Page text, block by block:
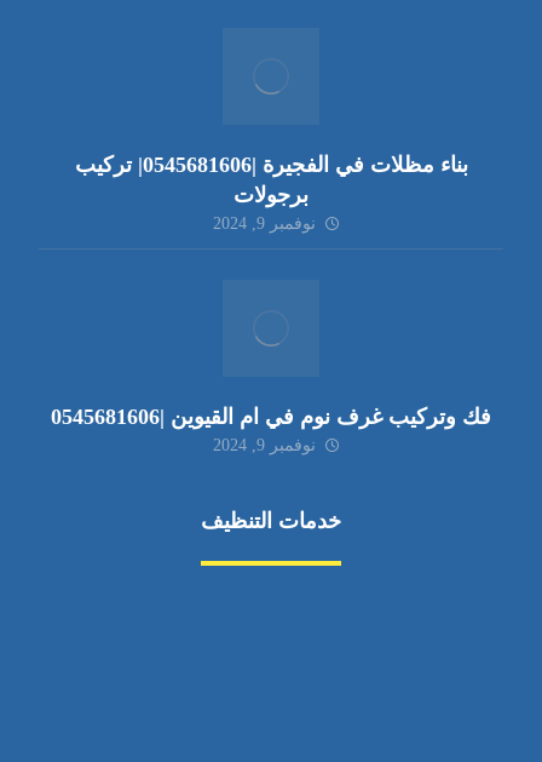
بناء مظلات في الفجيرة |0545681606| تركيب
برجولات
نوفمبر 9, 2024
فك وتركيب غرف نوم في ام القيوين |0545681606
نوفمبر 9, 2024
خدمات التنظيف